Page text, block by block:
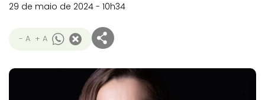
29 de maio de 2024 - 10h34
- A + A